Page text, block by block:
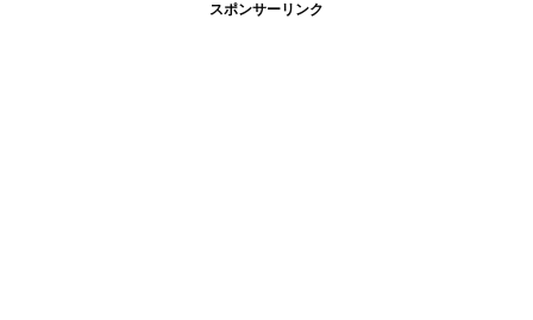
スポンサーリンク